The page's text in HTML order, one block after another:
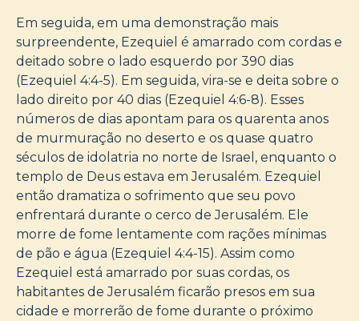
Em seguida, em uma demonstração mais
surpreendente, Ezequiel é amarrado com cordas e
deitado sobre o lado esquerdo por 390 dias
(Ezequiel 4:4-5). Em seguida, vira-se e deita sobre o
lado direito por 40 dias (Ezequiel 4:6-8). Esses
números de dias apontam para os quarenta anos
de murmuração no deserto e os quase quatro
séculos de idolatria no norte de Israel, enquanto o
templo de Deus estava em Jerusalém. Ezequiel
então dramatiza o sofrimento que seu povo
enfrentará durante o cerco de Jerusalém. Ele
morre de fome lentamente com rações mínimas
de pão e água (Ezequiel 4:4-15). Assim como
Ezequiel está amarrado por suas cordas, os
habitantes de Jerusalém ficarão presos em sua
cidade e morrerão de fome durante o próximo